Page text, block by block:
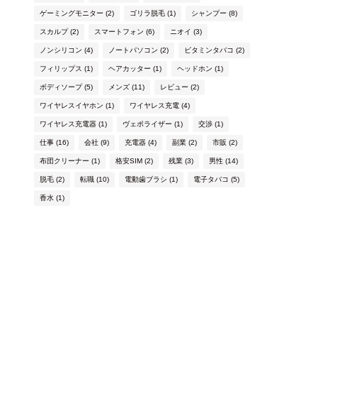
ゲーミングモニター (2) ゴリラ脱毛(1) シャンプー (8)
スカルプ(2) スマートフォン (6) ニオイ (3)
ノンシリコン (4) ノートパソコン (2) ビタミンタバコ (2)
フィリップス (1) ヘアカッター (1) ヘッドホン (1)
ボディソープ(5) メンズ(11) レビュー (2)
ワイヤレスイヤホン (1) ワイヤレス充電(4)
ワイヤレス充電器(1) ヴェポライザー (1) 交渉(1)
仕事(16) 会社(9) 充電器(4) 副業(2) 市販 (2)
布団クリーナー (1) 格安SIM(2) 残業(3) 男性(14)
脱毛(2) 転職(10) 電動歯ブラシ (1) 電子タバコ (5)
香水(1)